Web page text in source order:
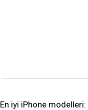
En iyi iPhone modelleri: